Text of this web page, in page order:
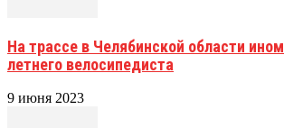
На трассе в Челябинской области
летнего велосипедиста
9 июня 2023